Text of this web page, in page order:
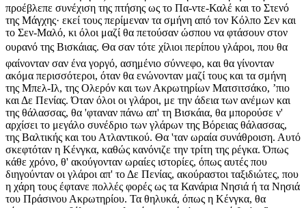
προέβλεπε συνέχιση της πτήσης ως το Πα-ντε-Καλέ και το Στενό
της Μάγχης· εκεί τους περίμεναν τα σμήνη από τον Κόλπο Σεν και
το Σεν-Μαλό, κι όλοι μαζί θα πετούσαν ώσπου να φτάσουν στον
ουρανό της Βισκάιας. Θα σαν τότε χίλιοι περίπου γλάροι, που θα
φαίνονταν σαν ένα γοργό, ασημένιο σύννεφο, και θα γίνονταν
ακόμα περισσότεροι, όταν θα ενώνονταν μαζί τους και τα σμήνη
της Μπελ-Ιλ, της Ολερόν και των Ακρωτηρίων Ματσιτσάκο, ʼπιο
και Δε Πενίας. Όταν όλοι οι γλάροι, με την άδεια των ανέμων και
της θάλασσας, θα 'φταναν πάνω απ' τη Βισκάια, θα μπορούσε ν'
αρχίσει το μεγάλο συνέδριο των γλάρων της Βόρειας θάλασσας,
της Βαλτικής και του Ατλαντικού. Θα 'ταν ωραία συνάθροιση. Αυτό
σκεφτόταν η Κένγκα, καθώς κανόνιζε την τρίτη της ρέγκα. Όπως
κάθε χρόνο, θ' ακούγονταν ωραίες ιστορίες, όπως αυτές που
διηγούνταν οι γλάροι απ' το Δε Πενίας, ακούραστοι ταξιδιώτες, που
η χάρη τους έφτανε πολλές φορές ως τα Κανάρια Νησιά ή τα Νησιά
του Πράσινου Ακρωτηρίου. Τα θηλυκά, όπως η Κένγκα, θα